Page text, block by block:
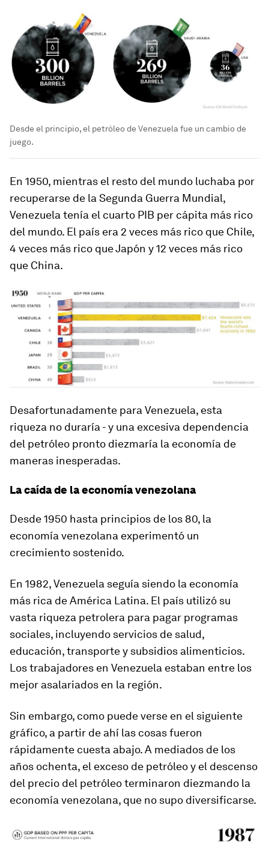
Desde el principio, el petróleo de Venezuela fue un cambio de
juego.
En 1950, mientras el resto del mundo luchaba por
recuperarse de la Segunda Guerra Mundial,
Venezuela tenía el cuarto PIB per cápita más rico
del mundo. El país era 2 veces más rico que Chile,
4 veces más rico que Japón y 12 veces más rico
que China.
Desafortunadamente para Venezuela, esta
riqueza no duraría - y una excesiva dependencia
del petróleo pronto diezmaría la economía de
maneras inesperadas.
La caída de la economía venezolana
Desde 1950 hasta principios de los 80, la
economía venezolana experimentó un
crecimiento sostenido.
En 1982, Venezuela seguía siendo la economía
más rica de América Latina. El país utilizó su
vasta riqueza petrolera para pagar programas
sociales, incluyendo servicios de salud,
educación, transporte y subsidios alimenticios.
Los trabajadores en Venezuela estaban entre los
mejor asalariados en la región.
Sin embargo, como puede verse en el siguiente
gráfico, a partir de ahí las cosas fueron
rápidamente cuesta abajo. A mediados de los
años ochenta, el exceso de petróleo y el descenso
del precio del petróleo terminaron diezmando la
economía venezolana, que no supo diversificarse.